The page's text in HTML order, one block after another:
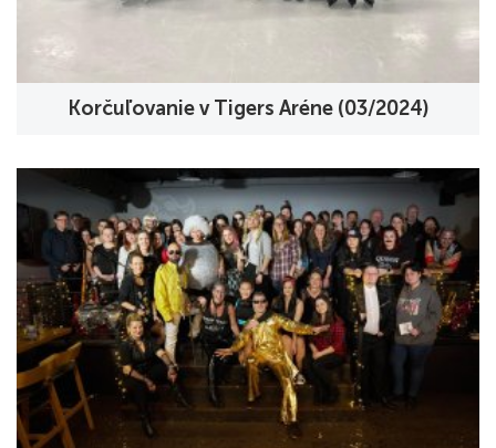
Korčuľovanie v Tigers Aréne (03/2024)